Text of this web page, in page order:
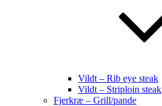
Vildt – Rib eye steak
Vildt – Striploin steak
Fjerkræ – Grill/pande